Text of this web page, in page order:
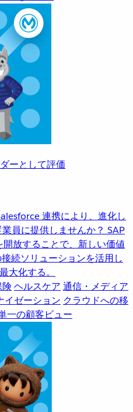
ーとして評価
連携により、進化し
員に提供しませんか？ SAP
放することで、新しい価値
続ソリューションを活用し
大化する。
ヘルスケア 通信・メディア
イゼーション クラウドへの移
一の顧客ビュー